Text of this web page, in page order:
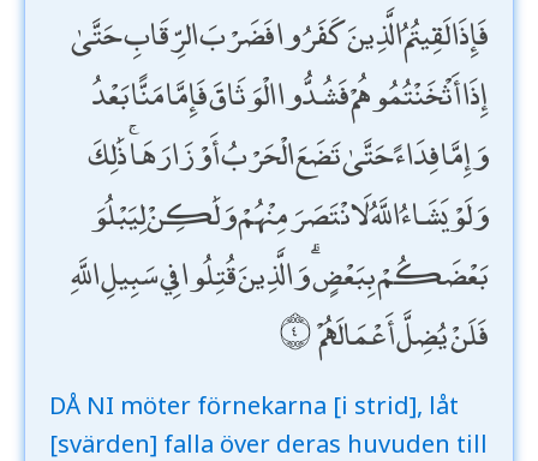
فَإِذَا لَقِيتُمُ الَّذِينَ كَفَرُوا فَضَرْبَ الرِّقَابِ حَتَّىٰ
إِذَا أَثْخَنْتُمُوهُمْ فَشُدُّوا الْوَثَاقَ فَإِمَّا مَنًّا بَعْدُ
وَإِمَّا فِدَاءً حَتَّىٰ تَضَعَ الْحَرْبُ أَوْزَارَهَا ۚ ذَٰلِكَ
وَلَوْ يَشَاءُ اللَّهُ لَانْتَصَرَ مِنْهُمْ وَلَٰكِنْ لِيَبْلُوَ
بَعْضَكُمْ بِبَعْضٍ ۗ وَالَّذِينَ قُتِلُوا فِي سَبِيلِ اللَّهِ
فَلَنْ يُضِلَّ أَعْمَالَهُمْ
DÅ NI möter förnekarna [i strid], låt
[svärden] falla över deras huvuden till